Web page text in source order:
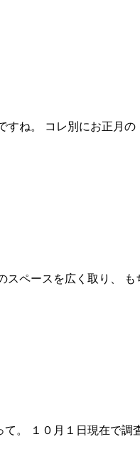
ね。 コレ別にお正月
ペースを広く取り、
。 １０月１日現在で